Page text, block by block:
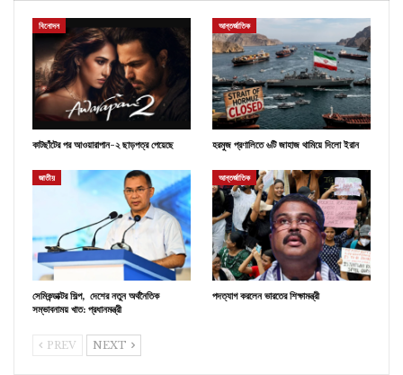
বিনোদন
কাটছাঁটের পর আওয়ারাপান-২ ছাড়পত্র পেয়েছে
আন্তর্জাতিক
হরমুজ প্রণালিতে ৬টি জাহাজ থামিয়ে দিলো ইরান
জাতীয়
সেমিকন্ডাক্টর শিল্প, দেশের নতুন অর্থনৈতিক
সম্ভাবনাময় খাত: প্রধানমন্ত্রী
আন্তর্জাতিক
পদত্যাগ করলেন ভারতের শিক্ষামন্ত্রী
PREV NEXT